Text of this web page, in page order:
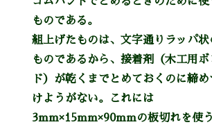
ものである。
組上げたものは、文字通りラッパ状
ものであるから、接着剤（木工用ボ
ド）が乾くまでとめておくのに締め
けようがない。これには
3mm×15mm×90mmの板切れを使う